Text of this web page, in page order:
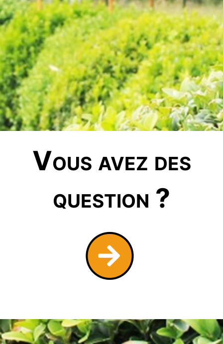
Vous avez des
question ?